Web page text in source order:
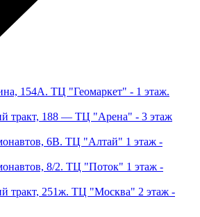
154А. ТЦ "Геомаркет" - 1 этаж.
тракт, 188 — ТЦ "Арена" - 3 этаж
6В. ТЦ "Алтай" 1 этаж -
8/2. ТЦ "Поток" 1 этаж -
тракт, 251ж. ТЦ "Москва" 2 этаж -